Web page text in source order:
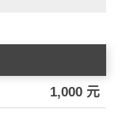
1,000 元